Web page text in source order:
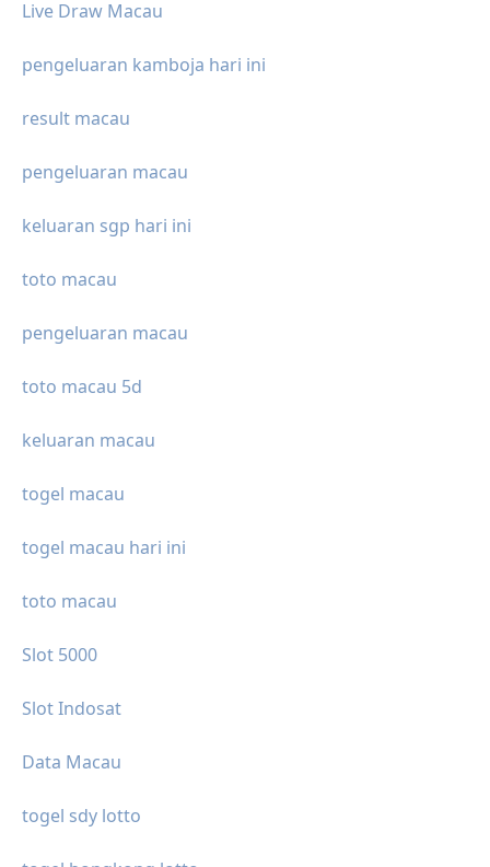
Live Draw Macau
pengeluaran kamboja hari ini
result macau
pengeluaran macau
keluaran sgp hari ini
toto macau
pengeluaran macau
toto macau 5d
keluaran macau
togel macau
togel macau hari ini
toto macau
Slot 5000
Slot Indosat
Data Macau
togel sdy lotto